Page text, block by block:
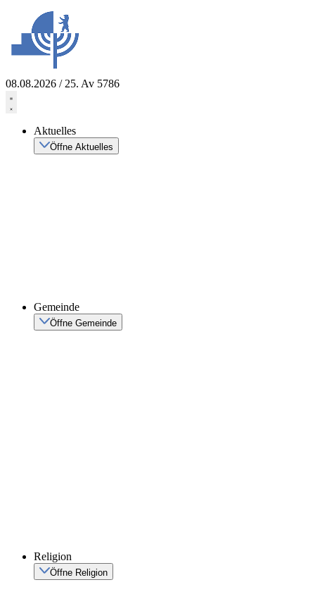
springen
08.08.2026 / 25. Av 5786
Aktuelles
Öffne Aktuelles
Gemeinde
Öffne Gemeinde
Religion
Öffne Religion